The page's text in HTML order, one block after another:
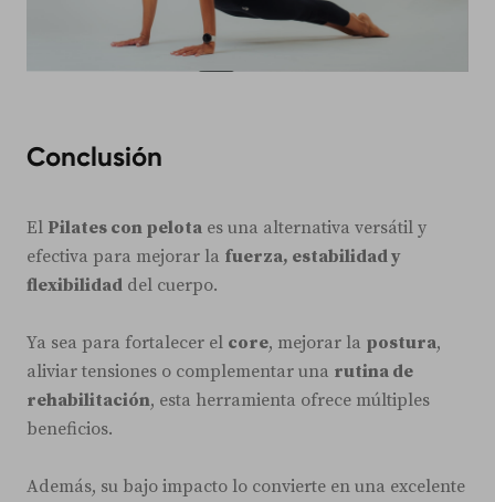
Conclusión
El Pilates con pelota es una alternativa versátil y
efectiva para mejorar la fuerza, estabilidad y
flexibilidad del cuerpo.
Ya sea para fortalecer el core, mejorar la postura,
aliviar tensiones o complementar una rutina de
rehabilitación, esta herramienta ofrece múltiples
beneficios.
Además, su bajo impacto lo convierte en una excelente